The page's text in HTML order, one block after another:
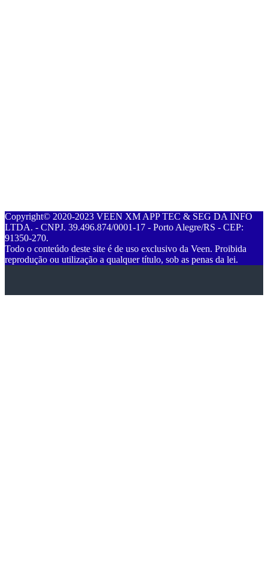
Copyright© 2020-2023 VEEN XM APP TEC & SEG DA INFO
LTDA. - CNPJ. 39.496.874/0001-17 - Porto Alegre/RS - CEP:
91350-270.
Todo o conteúdo deste site é de uso exclusivo da Veen. Proibida
reprodução ou utilização a qualquer título, sob as penas da lei.